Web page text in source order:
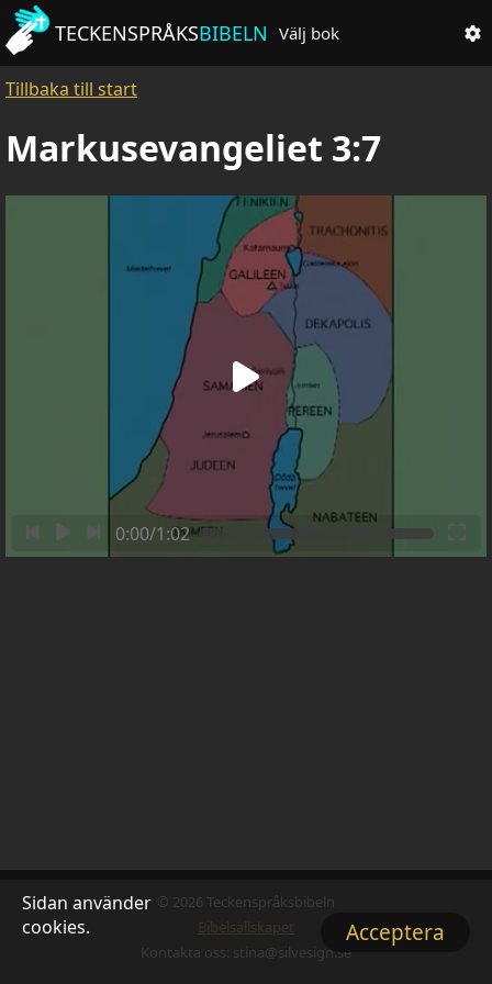
TECKENSPRÅKSBIBELN Välj bok
Tillbaka till start
Markusevangeliet 3:7
0:00/1:02
© 2026 Teckenspråksbibeln
Bibelsällskapet
Kontakta oss: stina@silvesign.se
Sidan använder
cookies.
Acceptera